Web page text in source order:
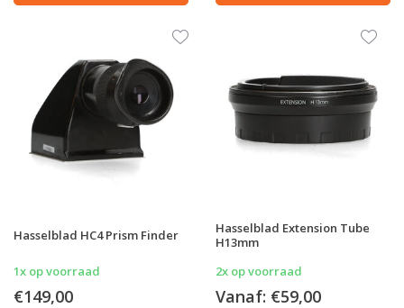
Hasselblad HC4 Prism Finder
1x op voorraad
€149,00
Hasselblad Extension Tube
H13mm
2x op voorraad
Vanaf: €59,00